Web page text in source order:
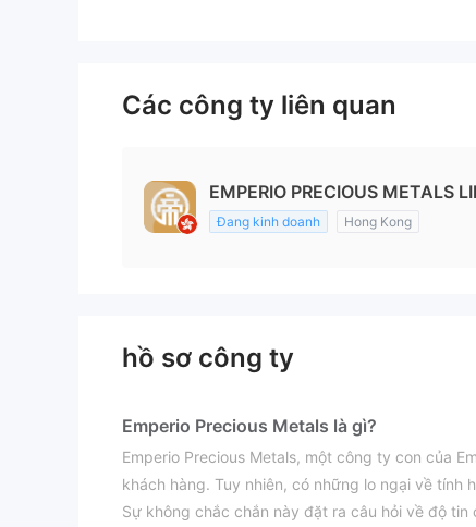
Các công ty liên quan
EMPERIO PRECIOUS METALS
Đang kinh doanh Hong Kong
hồ sơ công ty
Emperio Precious Metals là gì?
Emperio Precious Metals, một công ty con của
khách hàng. Tuy nhiên, có những lo ngại về tính
Sự không chắc chắn này đặt ra câu hỏi về độ